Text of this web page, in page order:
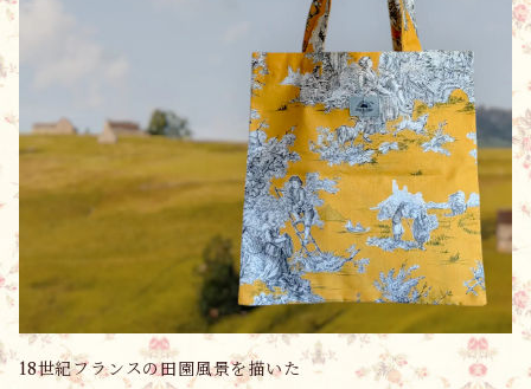
18世紀フランスの田園風景を描いた